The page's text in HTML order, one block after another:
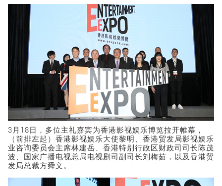
3月18日，多位主礼嘉宾为香港影视娱乐博览拉开帷幕，
（前排左起）香港影视娱乐大使黎明、香港贸发局影视娱乐
业咨询委员会主席林建岳、香港特别行政区财政司司长陈茂
波、国家广播电视总局电视剧司副司长刘梅茹，以及香港贸
发局总裁方舜文。